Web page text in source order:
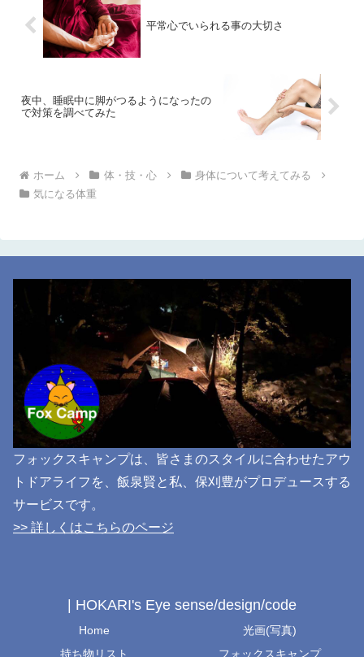
平常心でいられる事の大切さ
夜中、睡眠中に脚がつるようになったの
で対策を調べてみた
ホーム 体・技・心
身体について考えてみる
気になる体重
フォックスキャンプは、皆さまのスタイルに合わせたアウ
トドアライフを、飯泉賢と私、保刈豊がプロデュースする
サービスです。
>> 詳しくはこちらのページ
| HOKARI's Eye sense/design/code
Home
光画(写真)
持ち物リスト
フォックスキャンプ